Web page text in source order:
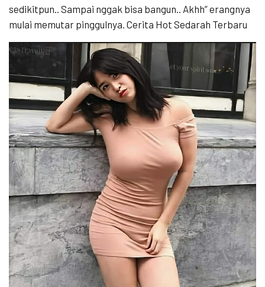
sedikitpun.. Sampai nggak bisa bangun.. Akhh” erangnya
mulai memutar pinggulnya. Cerita Hot Sedarah Terbaru